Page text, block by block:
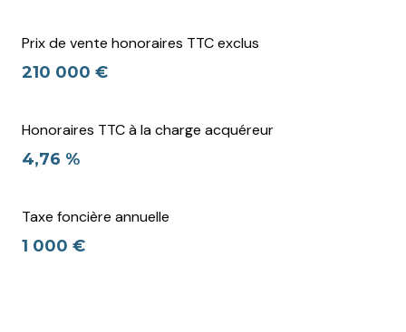
Prix de vente honoraires TTC exclus
210 000 €
Honoraires TTC à la charge acquéreur
4,76 %
Taxe foncière annuelle
1 000 €